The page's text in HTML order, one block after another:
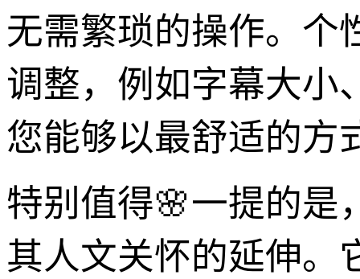
无需繁琐的操作。个
调整，例如字幕大小
您能够以最舒适的方
特别值得🌸一提的是
其人文关怀的延伸。